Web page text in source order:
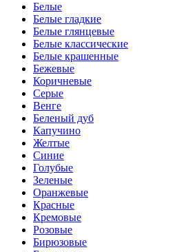
Белые
Белые гладкие
Белые глянцевые
Белые классические
Белые крашенные
Бежевые
Коричневые
Серые
Венге
Беленый дуб
Капучино
Желтые
Синие
Голубые
Зеленые
Оранжевые
Красные
Кремовые
Розовые
Бирюзовые